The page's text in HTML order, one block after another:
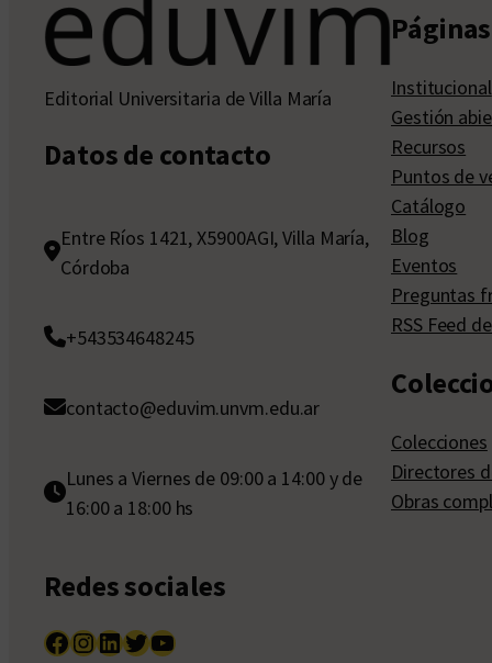
Editorial Universitaria de Villa María
Datos de contacto
Entre Ríos 1421, X5900AGI, Villa María,
Córdoba
+543534648245
contacto@eduvim.unvm.edu.ar
Lunes a Viernes de 09:00 a 14:00 y de
16:00 a 18:00 hs
Redes sociales
Facebook InstagramLinkedIn Twitter YouTube
Institucional
Gestión
Recursos
Puntos de
Catálogo
Blog
Eventos
Preguntas
RSS Feed
Colecciones
Directores
Obras